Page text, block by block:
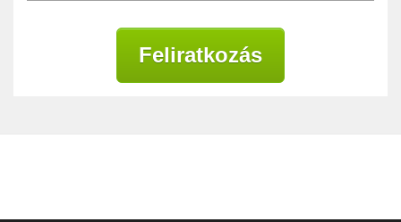
Feliratkozás